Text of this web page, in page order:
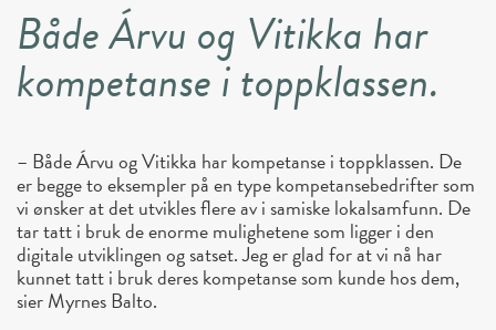
Både Árvu og Vitikka har
kompetanse i toppklassen.
– Både Árvu og Vitikka har kompetanse i toppklassen. De
er begge to eksempler på en type kompetansebedrifter som
vi ønsker at det utvikles flere av i samiske lokalsamfunn. De
tar tatt i bruk de enorme mulighetene som ligger i den
digitale utviklingen og satset. Jeg er glad for at vi nå har
kunnet tatt i bruk deres kompetanse som kunde hos dem,
sier Myrnes Balto.